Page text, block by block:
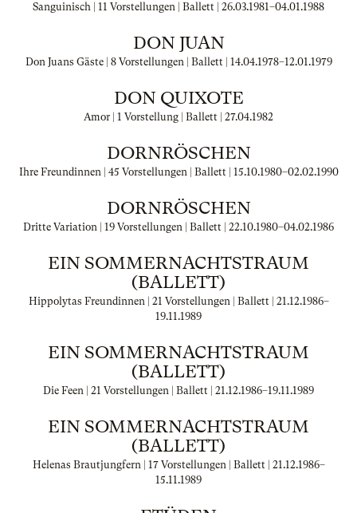
Sanguinisch | 11 Vorstellungen | Ballett | 26.03.1981–04.01.1988
DON JUAN
Don Juans Gäste | 8 Vorstellungen | Ballett | 14.04.1978–12.01.1979
DON QUIXOTE
Amor | 1 Vorstellung | Ballett | 27.04.1982
DORNRÖSCHEN
Ihre Freundinnen | 45 Vorstellungen | Ballett | 15.10.1980–02.02.1990
DORNRÖSCHEN
Dritte Variation | 19 Vorstellungen | Ballett | 22.10.1980–04.02.1986
EIN SOMMERNACHTSTRAUM
(BALLETT)
Hippolytas Freundinnen | 21 Vorstellungen | Ballett | 21.12.1986–
19.11.1989
EIN SOMMERNACHTSTRAUM
(BALLETT)
Die Feen | 21 Vorstellungen | Ballett | 21.12.1986–19.11.1989
EIN SOMMERNACHTSTRAUM
(BALLETT)
Helenas Brautjungfern | 17 Vorstellungen | Ballett | 21.12.1986–
15.11.1989